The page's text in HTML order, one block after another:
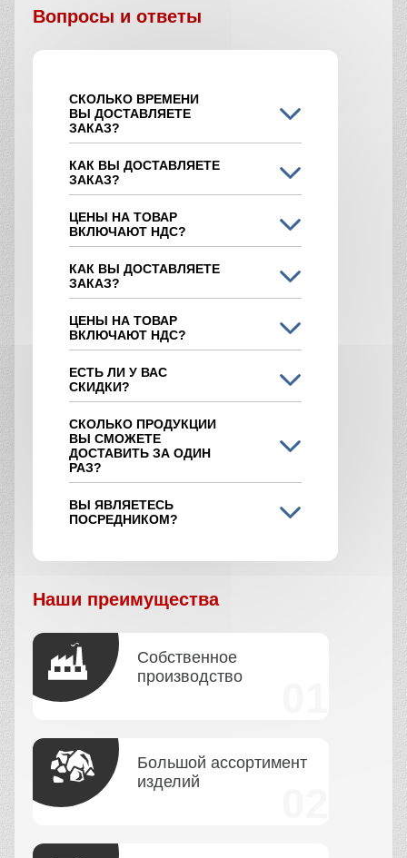
Вопросы и ответы
СКОЛЬКО ВРЕМЕНИ
ВЫ ДОСТАВЛЯЕТЕ
ЗАКАЗ?
КАК ВЫ ДОСТАВЛЯЕТЕ
ЗАКАЗ?
ЦЕНЫ НА ТОВАР
ВКЛЮЧАЮТ НДС?
КАК ВЫ ДОСТАВЛЯЕТЕ
ЗАКАЗ?
ЦЕНЫ НА ТОВАР
ВКЛЮЧАЮТ НДС?
ЕСТЬ ЛИ У ВАС
СКИДКИ?
СКОЛЬКО ПРОДУКЦИИ
ВЫ СМОЖЕТЕ
ДОСТАВИТЬ ЗА ОДИН
РАЗ?
ВЫ ЯВЛЯЕТЕСЬ
ПОСРЕДНИКОМ?
Наши преимущества
Собственное
производство
Большой ассортимент
изделий